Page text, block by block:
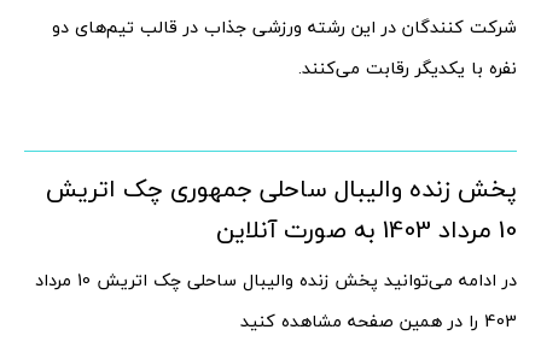
شرکت کنندگان در این رشته ورزشی جذاب در قالب تیم‌های دو
نفره با یکدیگر رقابت می‌کنند.
پخش زنده والیبال ساحلی جمهوری چک اتریش
10 مرداد 1403 به صورت آنلاین
در ادامه می‌توانید پخش زنده والیبال ساحلی چک اتریش 10 مرداد
403 را در همین صفحه مشاهده کنید